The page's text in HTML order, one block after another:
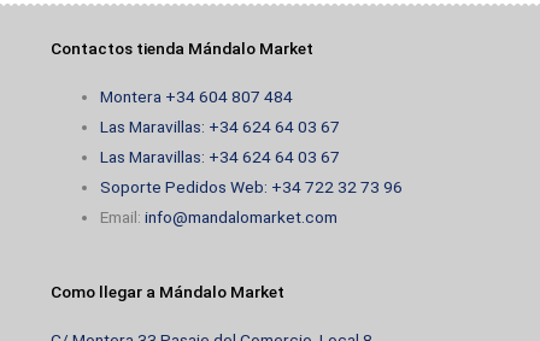
Contactos tienda Mándalo Market
Montera +34 604 807 484
Las Maravillas: +34 624 64 03 67
Las Maravillas: +34 624 64 03 67
Soporte Pedidos Web: +34 722 32 73 96
Email:info@mandalomarket.com
Como llegar a Mándalo Market